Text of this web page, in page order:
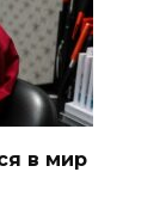
в мир